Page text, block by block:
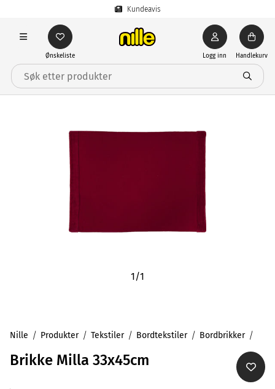
Kundeavis
Ønskeliste Logg inn Handlekurv
1/1
Nille Produkter Tekstiler Bordtekstiler Bordbrikker
Brikke Milla 33x45cm